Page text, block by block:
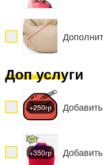
Доп услуги
+250гр
+350гр